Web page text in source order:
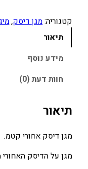
3
0
0
קטגוריה:מגן דיסק,
תיאור
מידע נוסף
חוות דעת (0)
תיאור
מגן דיסק אחורי קטמ.
מגן על הדיסק האחורי